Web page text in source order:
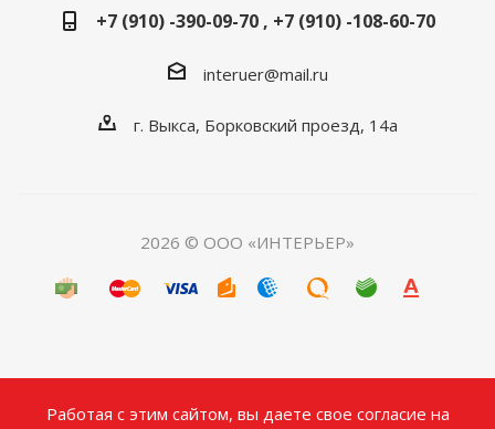
+7 (910) -390-09-70 , +7 (910) -108-60-70
interuer@mail.ru
г. Выкса, Борковский проезд, 14а
2026 © ООО «ИНТЕРЬЕР»
Работая с этим сайтом, вы даете свое согласие на